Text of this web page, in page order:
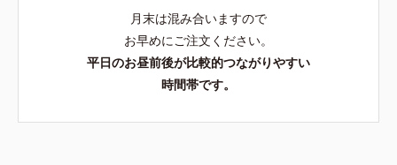
月末は混み合いますので
お早めにご注文ください。
平日のお昼前後が比較的つながりやすい
時間帯です。